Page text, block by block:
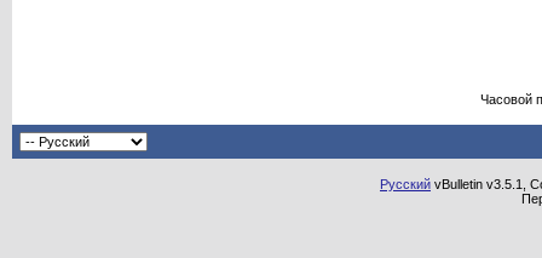
Часовой
Русский vBulletin v3.5.1,